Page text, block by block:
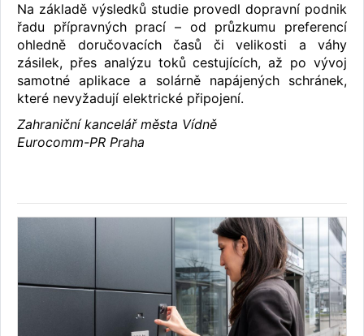
Na základě výsledků studie provedl dopravní podnik
řadu přípravných prací – od průzkumu preferencí
ohledně doručovacích časů či velikosti a váhy
zásilek, přes analýzu toků cestujících, až po vývoj
samotné aplikace a solárně napájených schránek,
které nevyžadují elektrické připojení.
Zahraniční kancelář města Vídně
Eurocomm-PR Praha